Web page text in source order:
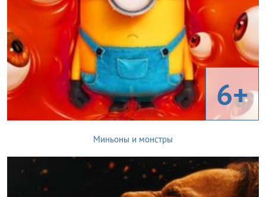
6+
Миньоны и монстры